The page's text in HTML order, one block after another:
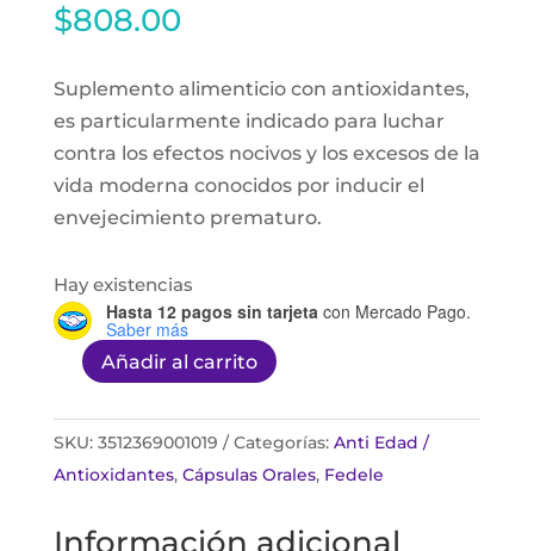
$808.00
Suplemento alimenticio con antioxidantes,
es particularmente indicado para luchar
contra los efectos nocivos y los excesos de la
vida moderna conocidos por inducir el
envejecimiento prematuro.
Hay existencias
Hasta 12 pagos sin tarjeta con Mercado Pago.
Saber más
Neoselen
30
Capsulas
Añadir al carrito
SKU: 3512369001019 Categorías: Anti Edad /
Antioxidantes, Cápsulas Orales, Fedele
Información adicional